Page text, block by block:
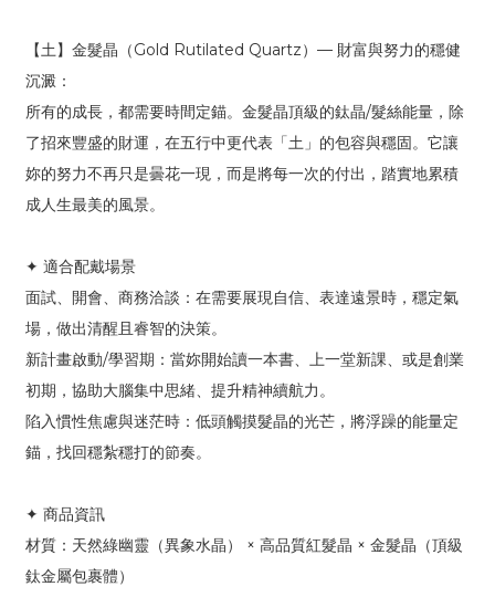
【土】金髮晶（Gold Rutilated Quartz）— 財富與努力的穩健
沉澱：
所有的成長，都需要時間定錨。金髮晶頂級的鈦晶/髮絲能量，除
了招來豐盛的財運，在五行中更代表「土」的包容與穩固。它讓
妳的努力不再只是曇花一現，而是將每一次的付出，踏實地累積
成人生最美的風景。
✦ 適合配戴場景
面試、開會、商務洽談：在需要展現自信、表達遠景時，穩定氣
場，做出清醒且睿智的決策。
新計畫啟動/學習期：當妳開始讀一本書、上一堂新課、或是創業
初期，協助大腦集中思緒、提升精神續航力。
陷入慣性焦慮與迷茫時：低頭觸摸髮晶的光芒，將浮躁的能量定
錨，找回穩紮穩打的節奏。
✦ 商品資訊
材質：天然綠幽靈（異象水晶） × 高品質紅髮晶 × 金髮晶（頂級
鈦金屬包裹體）